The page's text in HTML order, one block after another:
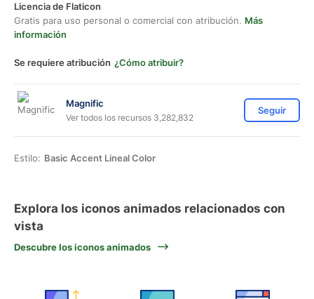
Licencia de Flaticon
Gratis para uso personal o comercial con atribución. Más
información
Se requiere atribución ¿Cómo atribuir?
Magnific
Ver todos los recursos 3,282,832
Seguir
Estilo: Basic Accent Lineal Color
Explora los iconos animados relacionados con
vista
Descubre los iconos animados